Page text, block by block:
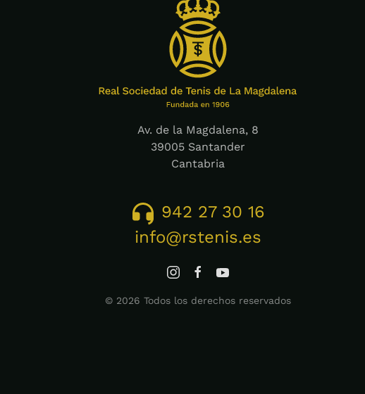
Av. de la Magdalena, 8
39005 Santander
Cantabria
942 27 30 16
info@rstenis.es
© 2026 Todos los derechos reservados